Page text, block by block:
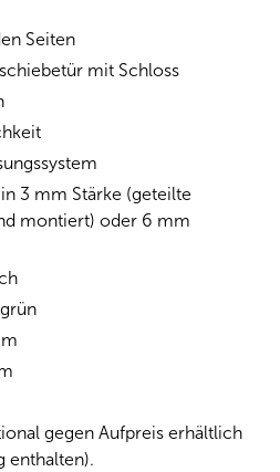
Seiten
mit Schloss
3 mm Stärke (geteilte
montiert) oder 6 mm
gegen Aufpreis erhältlich
enthalten).